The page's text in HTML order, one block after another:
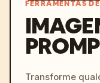
FERRAMENTAS
Transforme